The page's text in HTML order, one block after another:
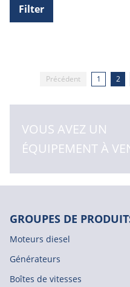
Filter
Précédent 1 2
VOUS AVEZ UN
ÉQUIPEMENT À
GROUPES DE
Moteurs diesel
Générateurs
Boîtes de vitesses